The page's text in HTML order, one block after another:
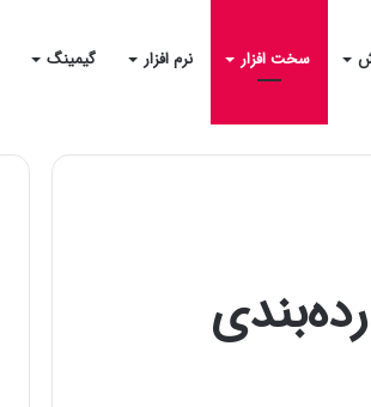
سخت افزار نرم افزار گیمینگ
رده‌بندی